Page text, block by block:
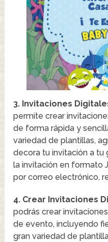
3. Invitaciones
permite crear
de forma rápida y
variedad de plantillas,
decora tu invitación a tu
la invitación en formato
por correo electrónico,
4. Crear Invitaciones
podrás crear
de evento, incluyendo
gran variedad de